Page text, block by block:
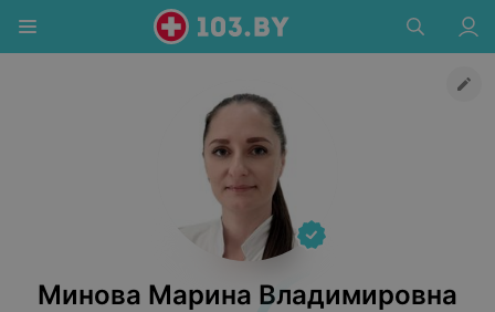
Минова Марина Владимировна